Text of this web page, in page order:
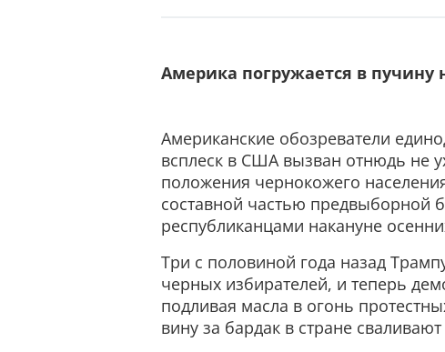
Америка погружается в пучину
Американские обозреватели
всплеск в США вызван отнюдь не
положения чернокожего
составной частью предвыборной
республиканцами накануне
Три с половиной года назад
черных избирателей, и теперь
подливая масла в огонь
вину за бардак в стране